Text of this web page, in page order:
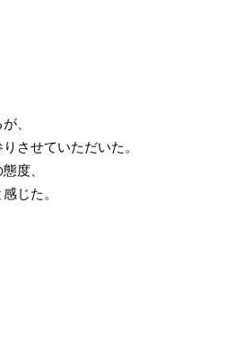
、
させていただいた。
度、
じた。